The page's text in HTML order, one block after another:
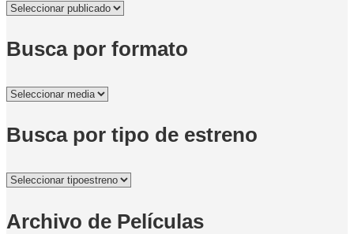
Busca por formato
Busca por tipo de estreno
Archivo de Películas